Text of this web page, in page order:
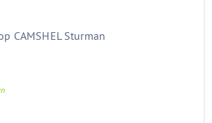
CAMSHEL Sturman